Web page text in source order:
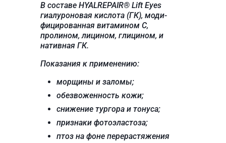
В составе HYALREPAIR® Lift Eyes
гиалуроновая кислота (ГК), моди-
фицированная витамином C,
пролином, лицином, глицином, и
нативная ГК.
Показания к применению:
морщины и заломы;
обезвоженность кожи;
снижение тургора и тонуса;
признаки фотоэластоза;
птоз на фоне перерастяжения